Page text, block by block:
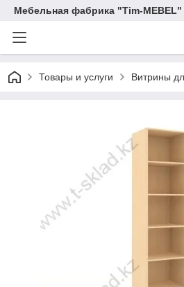
Мебельная фабрика "Tim-MEBEL"
Товары и услуги Витрины